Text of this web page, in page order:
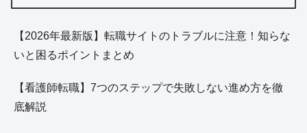
【2026年最新版】転職サイトのトラブルに注意！知らな
いと困るポイントまとめ
【看護師転職】7つのステップで失敗しない進め方を徹
底解説